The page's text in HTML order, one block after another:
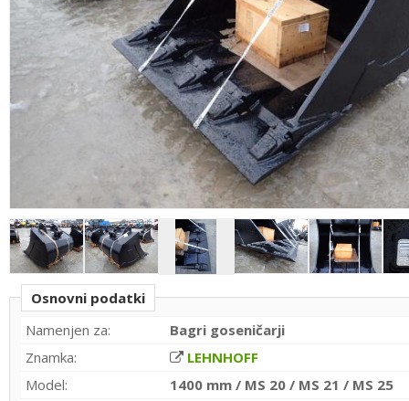
Osnovni podatki
Namenjen za:
Bagri goseničarji
Znamka:
LEHNHOFF
Model:
1400 mm / MS 20 / MS 21 / MS 25